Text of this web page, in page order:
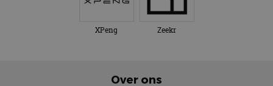
XPeng Zeekr
Over ons